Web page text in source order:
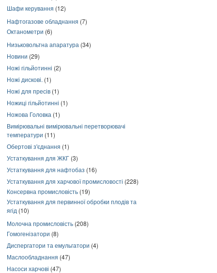
Шафи керування (12)
Нафтогазове обладнання (7)
Октанометри (6)
Низьковольтна апаратура (34)
Новини (29)
Ножі гільйотинні (2)
Ножі дискові. (1)
Ножі для пресів (1)
Ножиці гільйотинні (1)
Ножова Головка (1)
Вимірювальні вимірювальні перетворювачі
температури (11)
Обертові з'єднання (1)
Устаткування для ЖКГ (3)
Устаткування для нафтобаз (16)
Устаткування для харчової промисловості (228)
Консервна промисловість (19)
Устаткування для первинної обробки плодів та
ягід (10)
Молочна промисловість (208)
Гомогенізатори (8)
Диспергатори та емульгатори (4)
Маслообладнання (47)
Насоси харчові (47)